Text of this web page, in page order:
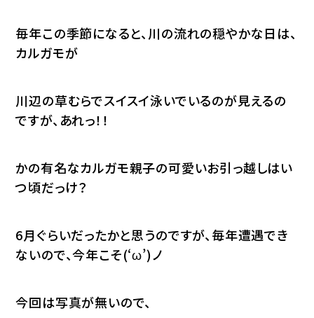
毎年この季節になると、川の流れの穏やかな日は、
カルガモが
川辺の草むらでスイスイ泳いでいるのが見えるの
ですが、あれっ！！
かの有名なカルガモ親子の可愛いお引っ越しはい
つ頃だっけ？
6月ぐらいだったかと思うのですが、毎年遭遇でき
ないので、今年こそ(‘ω’)ノ
今回は写真が無いので、